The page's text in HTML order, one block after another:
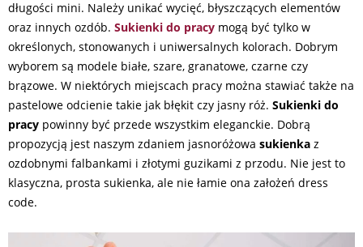
długości mini. Należy unikać wycięć, błyszczących elementów
oraz innych ozdób. Sukienki do pracy mogą być tylko w
określonych, stonowanych i uniwersalnych kolorach. Dobrym
wyborem są modele białe, szare, granatowe, czarne czy
brązowe. W niektórych miejscach pracy można stawiać także na
pastelowe odcienie takie jak błękit czy jasny róż. Sukienki do
pracy powinny być przede wszystkim eleganckie. Dobrą
propozycją jest naszym zdaniem jasnoróżowa sukienka z
ozdobnymi falbankami i złotymi guzikami z przodu. Nie jest to
klasyczna, prosta sukienka, ale nie łamie ona założeń dress
code.